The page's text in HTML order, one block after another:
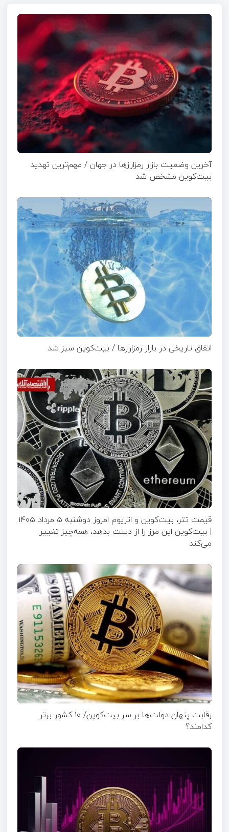
آخرین وضعیت بازار رمزارزها در جهان / مهم‌ترین تهدید
بیت‌کوین مشخص شد
اتفاق تاریخی در بازار رمزارزها / بیت‌کوین سبز شد
قیمت تتر، بیت‌کوین و اتریوم امروز دوشنبه ۵ مرداد ۱۴۰۵
| بیت‌کوین این مرز را از دست بدهد، همه‌چیز تغییر
می‌کند
رقابت پنهان دولت‌ها بر سر بیت‌کوین/ ۱۰ کشور برتر
کدامند؟